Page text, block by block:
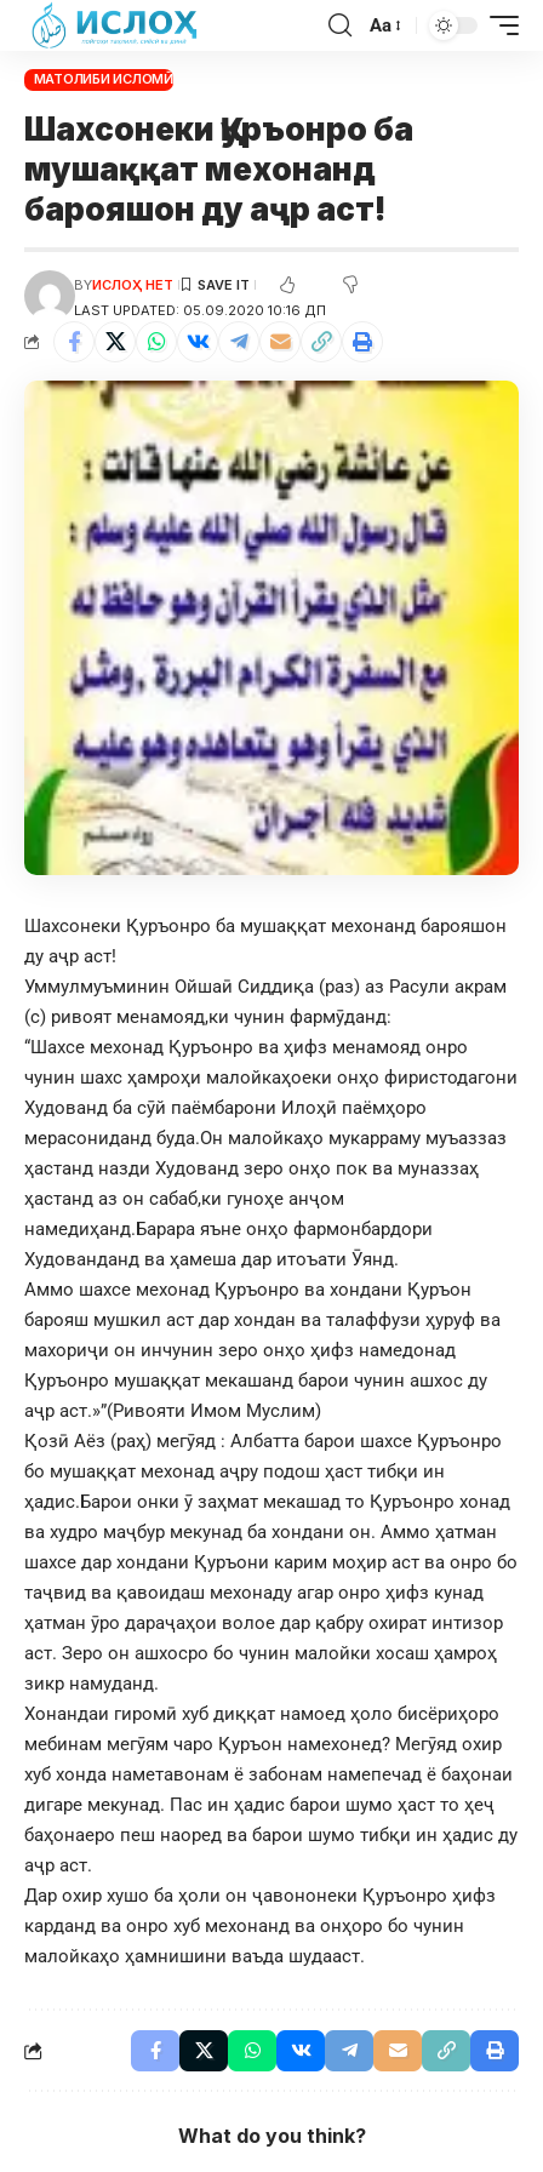
Aa
МАТОЛИБИ ИСЛОМӢ
Шахсонеки Қуръонро ба
мушаққат мехонанд
барояшон ду аҷр аст!
LAST UPDATED: 05.09.2020 10:16 ДП
BYИСЛОҲ НЕТ
Шахсонеки Қуръонро ба мушаққат мехонанд барояшон
ду аҷр аст!
Уммулмуъминин Ойшаӣ Сиддиқа (раз) аз Расули акрам
(с) ривоят менамояд,ки чунин фармӯданд:
“Шахсе мехонад Қуръонро ва ҳифз менамояд онро
чунин шахс ҳамроҳи малойкаҳоеки онҳо фиристодагони
Худованд ба сӯй паёмбарони Илоҳӣ паёмҳоро
мерасониданд буда.Он малойкаҳо мукарраму муъаззаз
ҳастанд назди Худованд зеро онҳо пок ва муназзаҳ
ҳастанд аз он сабаб,ки гуноҳе анҷом
намедиҳанд.Барара яъне онҳо фармонбардори
Худованданд ва ҳамеша дар итоъати Ӯянд.
Аммо шахсе мехонад Қуръонро ва хондани Қуръон
барояш мушкил аст дар хондан ва талаффузи ҳуруф ва
махориҷи он инчунин зеро онҳо ҳифз намедонад
Қуръонро мушаққат мекашанд барои чунин ашхос ду
аҷр аст.»”(Ривояти Имом Муслим)
Қозӣ Аёз (раҳ) мегӯяд : Албатта барои шахсе Қуръонро
бо мушаққат мехонад аҷру подош ҳаст тибқи ин
ҳадис.Барои онки ӯ заҳмат мекашад то Қуръонро хонад
ва худро маҷбур мекунад ба хондани он. Аммо ҳатман
шахсе дар хондани Қуръони карим моҳир аст ва онро бо
таҷвид ва қавоидаш мехонаду агар онро ҳифз кунад
ҳатман ӯро дараҷаҳои волое дар қабру охират интизор
аст. Зеро он ашхосро бо чунин малойки хосаш ҳамроҳ
зикр намуданд.
Хонандаи гиромӣ хуб диққат намоед ҳоло бисёриҳоро
мебинам мегӯям чаро Қуръон намехонед? Мегӯяд охир
хуб хонда наметавонам ё забонам намепечад ё баҳонаи
дигаре мекунад. Пас ин ҳадис барои шумо ҳаст то ҳеҷ
баҳонаеро пеш наоред ва барои шумо тибқи ин ҳадис ду
аҷр аст.
Дар охир хушо ба ҳоли он ҷавононеки Қуръонро ҳифз
карданд ва онро хуб мехонанд ва онҳоро бо чунин
малойкаҳо ҳамнишини ваъда шудааст.
What do you think?